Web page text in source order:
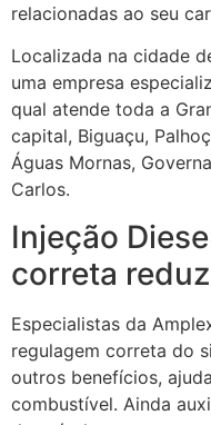
relacionadas ao seu
Localizada na cidade
uma empresa
qual atende toda a
capital, Biguaçu,
Águas Mornas,
Carlos.
Injeção
correta
Especialistas da
regulagem correta do
outros benefícios,
combustível. Ainda